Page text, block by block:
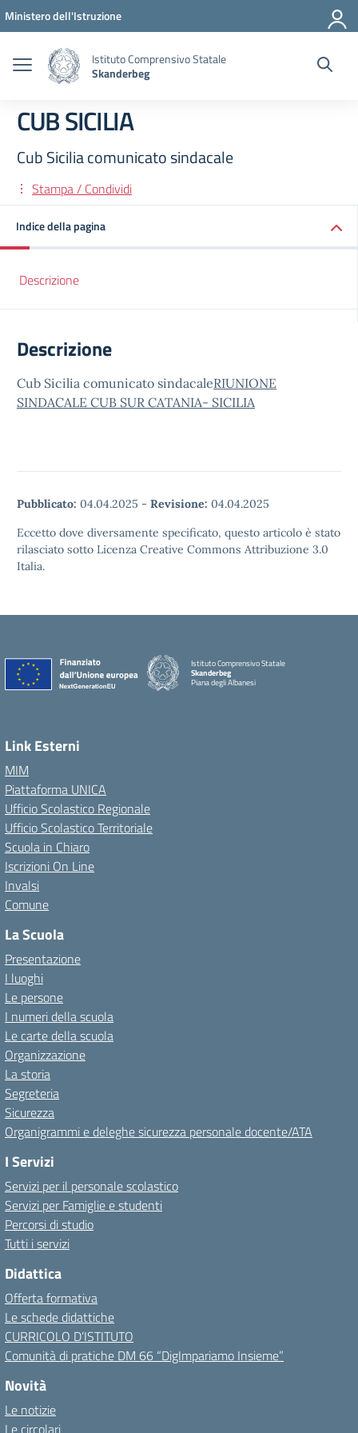
Vai ai contenuti
Vai al menu di navigazione
Vai al footer
Ministero dell'Istruzione
Istituto Comprensivo Statale
Skanderbeg
CUB SICILIA
Cub Sicilia comunicato sindacale
Stampa / Condividi
Indice della pagina
Descrizione
Descrizione
Cub Sicilia comunicato sindacaleRIUNIONE
SINDACALE CUB SUR CATANIA- SICILIA
Pubblicato: 04.04.2025 - Revisione: 04.04.2025
Eccetto dove diversamente specificato, questo articolo è stato
rilasciato sotto Licenza Creative Commons Attribuzione 3.0
Italia.
Istituto Comprensivo Statale
Skanderbeg
Piana degli Albanesi
Link Esterni
MIM
Piattaforma UNICA
Ufficio Scolastico Regionale
Ufficio Scolastico Territoriale
Scuola in Chiaro
Iscrizioni On Line
Invalsi
Comune
La Scuola
Presentazione
I luoghi
Le persone
I numeri della scuola
Le carte della scuola
Organizzazione
La storia
Segreteria
Sicurezza
Organigrammi e deleghe sicurezza personale docente/ATA
I Servizi
Servizi per il personale scolastico
Servizi per Famiglie e studenti
Percorsi di studio
Tutti i servizi
Didattica
Offerta formativa
Le schede didattiche
CURRICOLO D’ISTITUTO
Comunità di pratiche DM 66 “DigImpariamo Insieme”
Novità
Le notizie
Le circolari